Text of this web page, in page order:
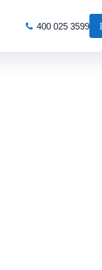
400 025 3599